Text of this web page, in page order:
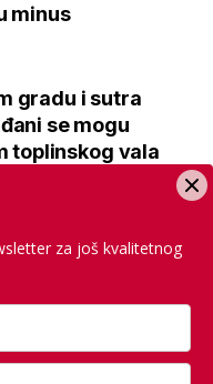
minus
gradu i sutra
se mogu
toplinskog vala
škole, preminuo
za još kvalitetnog